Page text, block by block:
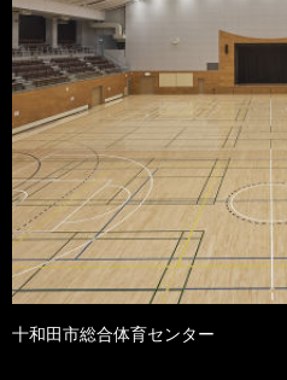
十和田市総合体育センター